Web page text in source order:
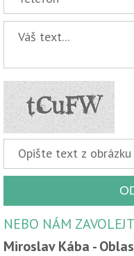
NEBO NÁM
Miroslav Kába -